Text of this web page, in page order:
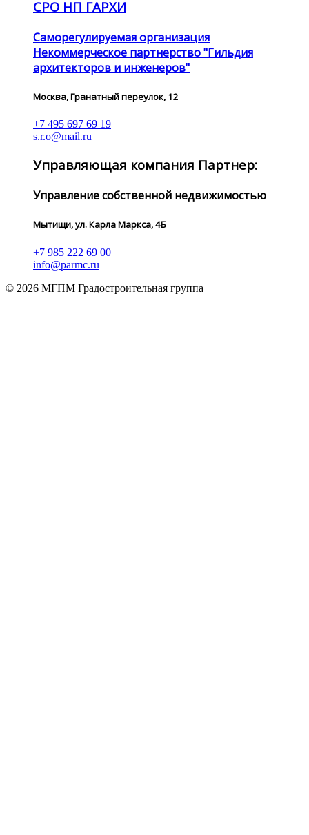
СРО НП ГАРХИ
Саморегулируемая организация
Некоммерческое партнерство "Гильдия
архитекторов и инженеров"
Москва, Гранатный переулок, 12
+7 495 697 69 19
s.r.o@mail.ru
Управляющая компания Партнер:
Управление собственной недвижимостью
Мытищи, ул. Карла Маркса, 4Б
+7 985 222 69 00
info@parmc.ru
© 2026 МГПМ Градостроительная группа